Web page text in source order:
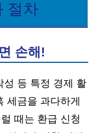
절차
손해!
성 등 특정 경제 활
세금을 과다하게
때는 환급 신청